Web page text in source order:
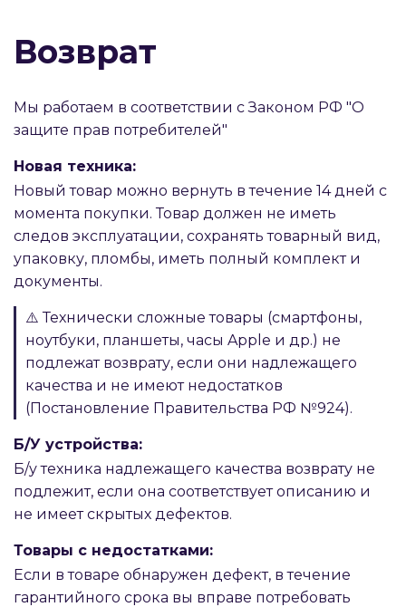
Возврат
Мы работаем в соответствии с Законом РФ "О
защите прав потребителей"
Новая техника:
Новый товар можно вернуть в течение 14 дней с
момента покупки. Товар должен не иметь
следов эксплуатации, сохранять товарный вид,
упаковку, пломбы, иметь полный комплект и
документы.
⚠️ Технически сложные товары (смартфоны,
ноутбуки, планшеты, часы Apple и др.) не
подлежат возврату, если они надлежащего
качества и не имеют недостатков
(Постановление Правительства РФ №924).
Б/У устройства:
Б/у техника надлежащего качества возврату не
подлежит, если она соответствует описанию и
не имеет скрытых дефектов.
Товары с недостатками:
Если в товаре обнаружен дефект, в течение
гарантийного срока вы вправе потребовать